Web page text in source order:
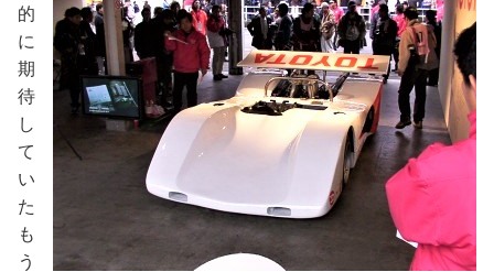
的
に
期
待
し
て
い
た
も
う